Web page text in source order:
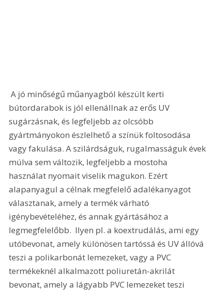
A jó minőségű műanyagból készült kerti
bútordarabok is jól ellenállnak az erős UV
sugárzásnak, és legfeljebb az olcsóbb
gyártmányokon észlelhető a színük foltosodása
vagy fakulása. A szilárdságuk, rugalmasságuk évek
múlva sem változik, legfeljebb a mostoha
használat nyomait viselik magukon. Ezért
alapanyagul a célnak megfelelő adalékanyagot
választanak, amely a termék várható
igénybevételéhez, és annak gyártásához a
legmegfelelőbb.  Ilyen pl. a koextrudálás, ami egy
utóbevonat, amely különösen tartóssá és UV állóvá
teszi a polikarbonát lemezeket, vagy a PVC
termékeknél alkalmazott poliuretán-akrilát
bevonat, amely a lágyabb PVC lemezeket teszi